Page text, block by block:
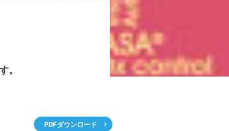
。
PDFダウンロード